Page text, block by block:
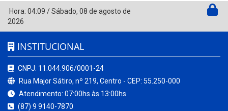
Hora: 04:09 /Sábado, 08 de agosto de
2026
INSTITUCIONAL
CNPJ: 11.044.906/0001-24
Rua Major Sátiro, nº 219, Centro - CEP: 55.250-000
Atendimento: 07:00hs às 13:00hs
(87) 9 9140-7870